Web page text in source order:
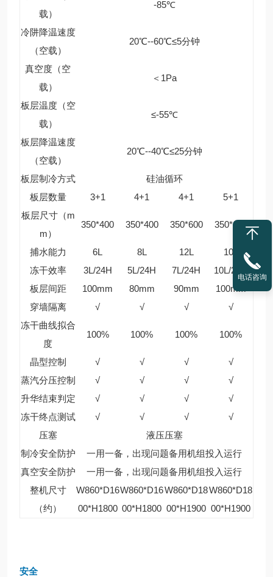
载）
-85℃
冷阱降温速度
（空载）
20℃--60℃≤5分钟
真空度（空
载）
＜1Pa
板层温度（空
载）
≤-55℃
板层降温速度
（空载）
20℃--40℃≤25分钟
板层制冷方式
硅油循环
板层数量
3+1 4+1 4+1
5+1
板层尺寸（m
m）
350*400 350*400 350*600 350*600
捕水能力 6L 8L 12L
10L
冻干效率
3L/24H 5L/24H 7L/24H
10L/24H
板层间距
100mm 80mm 90mm
100mm
穿墙隔离
√ √ √
√
冻干曲线拟合
度
100% 100% 100% 100%
晶型控制 √ √ √
√
蒸汽分压控制
√ √ √
√
升华结束判定
√ √ √
√
冻干终点测试
√ √ √
√
压塞
液压压塞
制冷安全防护
一用一备，出现问题备用机组投入运行
真空安全防护
一用一备，出现问题备用机组投入运行
整机尺寸
（约）
W860*D16
00*H1800
W860*D16
00*H1800
W860*D18
00*H1900
W860*D18
00*H1900
安全
电话咨询